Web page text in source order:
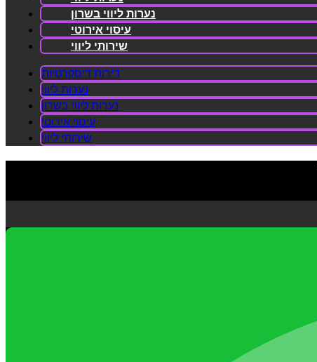
נערות ליווי בשרון
עיסוי אירוטי
שירותי ליווי
דירות דיסקרטיות
נערות ליווי
נערות ליווי בשרון
עיסוי אירוטי
שירותי ליווי